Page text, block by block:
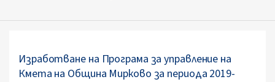
Изработване на Програма за управление на
Кмета на Община Мирково за периода 2019-